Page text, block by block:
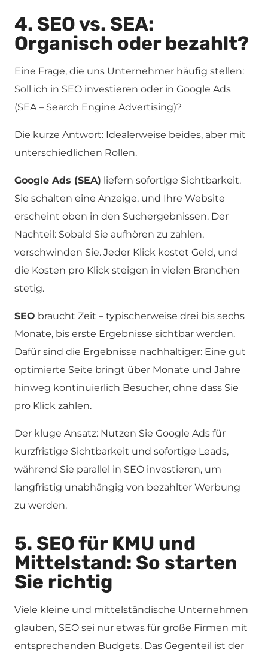
4. SEO vs. SEA:
Organisch oder bezahlt?
Eine Frage, die uns Unternehmer häufig stellen:
Soll ich in SEO investieren oder in Google Ads
(SEA – Search Engine Advertising)?
Die kurze Antwort: Idealerweise beides, aber mit
unterschiedlichen Rollen.
Google Ads (SEA) liefern sofortige Sichtbarkeit.
Sie schalten eine Anzeige, und Ihre Website
erscheint oben in den Suchergebnissen. Der
Nachteil: Sobald Sie aufhören zu zahlen,
verschwinden Sie. Jeder Klick kostet Geld, und
die Kosten pro Klick steigen in vielen Branchen
stetig.
SEO braucht Zeit – typischerweise drei bis sechs
Monate, bis erste Ergebnisse sichtbar werden.
Dafür sind die Ergebnisse nachhaltiger: Eine gut
optimierte Seite bringt über Monate und Jahre
hinweg kontinuierlich Besucher, ohne dass Sie
pro Klick zahlen.
Der kluge Ansatz: Nutzen Sie Google Ads für
kurzfristige Sichtbarkeit und sofortige Leads,
während Sie parallel in SEO investieren, um
langfristig unabhängig von bezahlter Werbung
zu werden.
5. SEO für KMU und
Mittelstand: So starten
Sie richtig
Viele kleine und mittelständische Unternehmen
glauben, SEO sei nur etwas für große Firmen mit
entsprechenden Budgets. Das Gegenteil ist der